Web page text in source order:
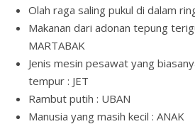
Olah raga saling pukul di dalam
Makanan dari adonan tepung
MARTABAK
Jenis mesin pesawat yang
tempur : JET
Rambut putih : UBAN
Manusia yang masih kecil : ANAK